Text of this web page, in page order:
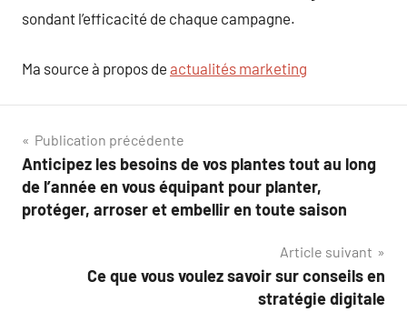
sondant l’efficacité de chaque campagne.
Ma source à propos de actualités marketing
Navigation
de
l’article
Publication précédente
Anticipez les besoins de vos plantes tout au long
de l’année en vous équipant pour planter,
protéger, arroser et embellir en toute saison
Article suivant
Ce que vous voulez savoir sur conseils en
stratégie digitale